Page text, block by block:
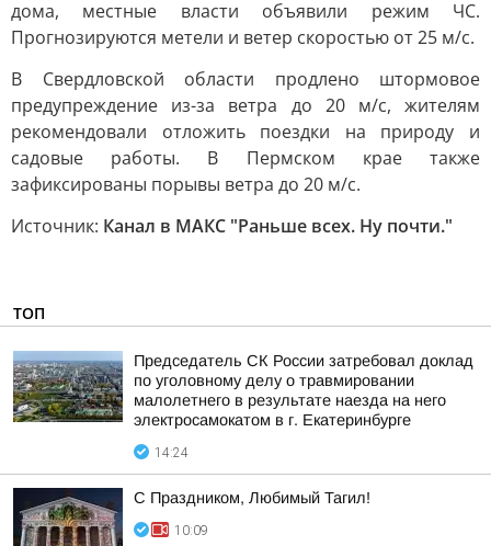
дома, местные власти объявили режим ЧС.
Прогнозируются метели и ветер скоростью от 25 м/с.
В Свердловской области продлено штормовое
предупреждение из-за ветра до 20 м/с, жителям
рекомендовали отложить поездки на природу и
садовые работы. В Пермском крае также
зафиксированы порывы ветра до 20 м/с.
Источник: Канал в МАКС "Раньше всех. Ну почти."
ТОП
Председатель СК России затребовал доклад
по уголовному делу о травмировании
малолетнего в результате наезда на него
электросамокатом в г. Екатеринбурге
14:24
С Праздником, Любимый Тагил!
10:09